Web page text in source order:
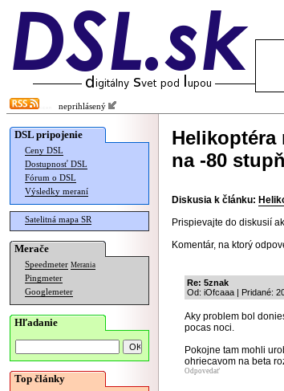
neprihlásený
DSL pripojenie
Ceny DSL
Dostupnosť DSL
Fórum o DSL
Výsledky meraní
Satelitná mapa SR
Merače
Speedmeter Merania
Pingmeter
Googlemeter
Hľadanie
Top články
Helikoptéra
na -80
Diskusia k článku:
Prispievajte do diskusií
Komentár, na ktorý
Re: 5znak
Od: iOfcaaa | Pridané:
Aky problem bol
pocas noci.
Pokojne tam mohli
ohriecavom na beta
Odpovedať